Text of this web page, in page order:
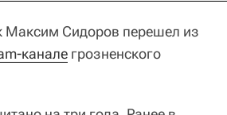
Максим Сидоров перешел из
канале грозненского